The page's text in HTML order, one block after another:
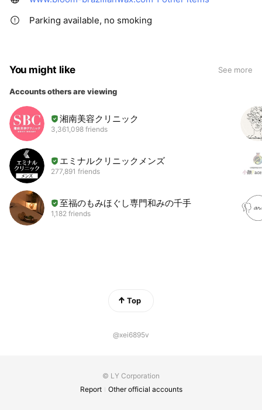
Parking available, no smoking
You might like See more
Accounts others are viewing
湘南美容クリニック
3,361,098 friends
エミナルクリニックメンズ
277,891 friends
至福のもみほぐし専門和みの千手
1,182 friends
Top
@xei6895v
© LY Corporation
Report
Other official accounts